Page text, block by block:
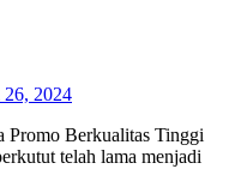
26, 2024
Promo Berkualitas Tinggi
telah lama menjadi